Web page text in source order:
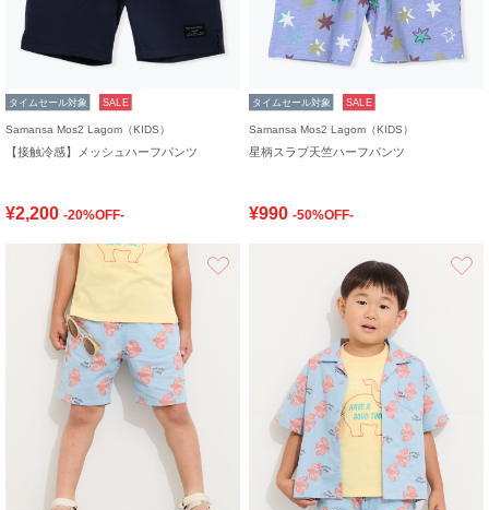
タイムセール対象 SALE
Samansa Mos2 Lagom（KIDS）
【接触冷感】メッシュハーフパンツ
¥2,200 -20%OFF-
タイムセール対象 SALE
Samansa Mos2 Lagom（KIDS）
星柄スラブ天竺ハーフパンツ
¥990 -50%OFF-